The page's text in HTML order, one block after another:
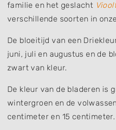
familie en het geslacht
verschillende soorten in
De bloeitijd van een
juni, juli en augustus en de
zwart van kleur.
De kleur van de bladeren is
wintergroen en de
centimeter en 15 centimeter.